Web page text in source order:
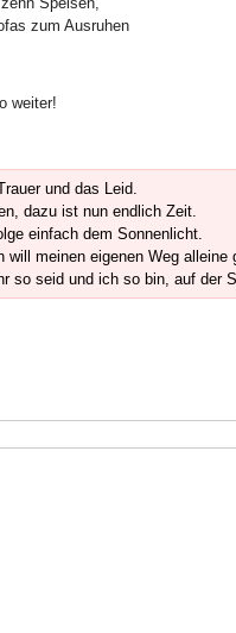
zum Ausruhen
weiter!
und das Leid.
dazu ist nun endlich Zeit.
einfach dem Sonnenlicht.
meinen eigenen Weg alleine
so seid und ich so bin, auf der